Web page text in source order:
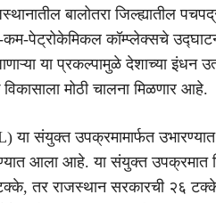
बालोतरा जिल्ह्यातील
कम-पेट्रोकेमिकल कॉम्प्लेक्सचे
या प्रकल्पामुळे देशाच्या इंधन
मोठी चालना मिळणार आहे.
या संयुक्त उपक्रमामार्फत
आला आहे. या संयुक्त उपक्रमात
तर राजस्थान सरकारची २६ टक्के